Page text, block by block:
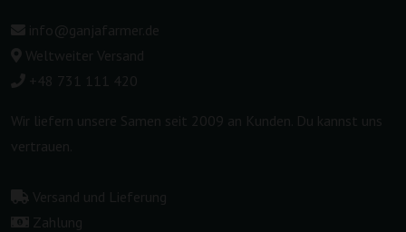
info@ganjafarmer.de
Weltweiter Versand
+48 731 111 420
Wir liefern unsere Samen seit 2009 an Kunden. Du kannst uns
vertrauen.
Versand und Lieferung
Zahlung